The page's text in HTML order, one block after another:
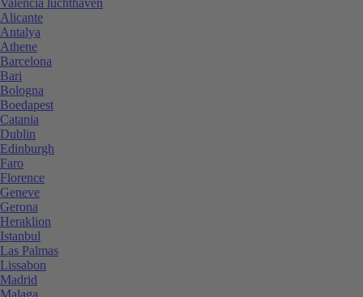
Alicante
Antalya
Athene
Barcelona
Bari
Bologna
Boedapest
Catania
Dublin
Edinburgh
Faro
Florence
Geneve
Gerona
Heraklion
Istanbul
Las Palmas
Lissabon
Madrid
Malaga